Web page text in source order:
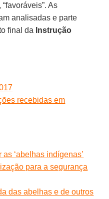
As
analisadas e parte
final da Instrução
recebidas em
‘abelhas indígenas’
para a segurança
das abelhas e de outros